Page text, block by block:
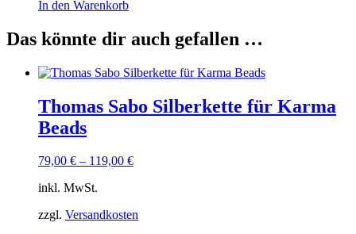
In den Warenkorb
Das könnte dir auch gefallen …
Thomas Sabo Silberkette für Karma
Beads
79,00 € – 119,00 €
inkl. MwSt.
zzgl. Versandkosten